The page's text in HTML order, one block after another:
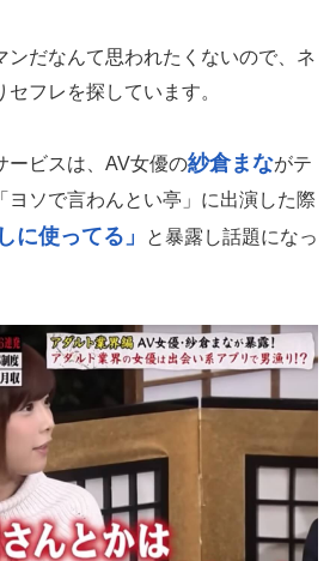
ンだなんて思われたくないので、ネ
フレを探しています。
ービスは、AV女優の紗倉まながテ
ヨソで言わんとい亭」に出演した際
に使ってる」
と暴露し話題になっ